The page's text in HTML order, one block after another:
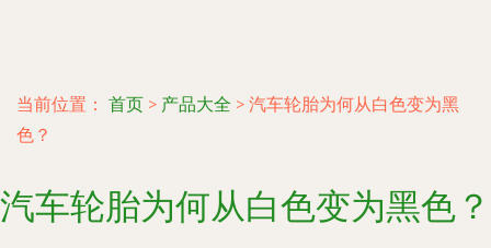
当前位置： 首页 > 产品大全 > 汽车轮胎为何从白色变为黑
色？
汽车轮胎为何从白色变为黑色？